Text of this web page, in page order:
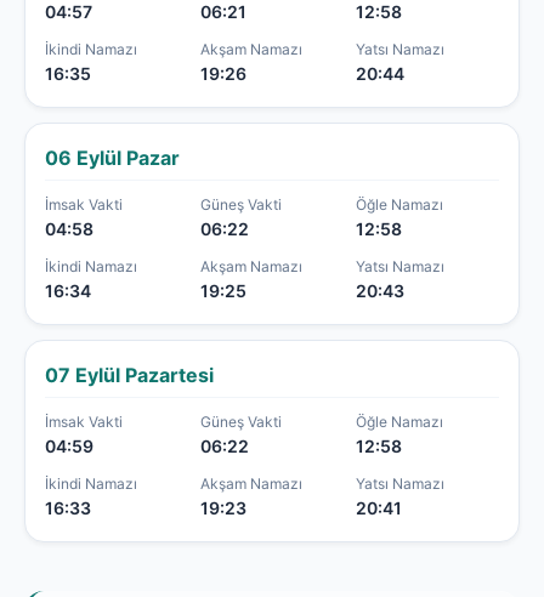
04:57 06:21 12:58
İkindi Namazı
16:35
Akşam Namazı
19:26
Yatsı Namazı
20:44
06 Eylül Pazar
İmsak Vakti
04:58
Güneş Vakti
06:22
Öğle Namazı
12:58
İkindi Namazı
16:34
Akşam Namazı
19:25
Yatsı Namazı
20:43
07 Eylül Pazartesi
İmsak Vakti
04:59
Güneş Vakti
06:22
Öğle Namazı
12:58
İkindi Namazı
16:33
Akşam Namazı
19:23
Yatsı Namazı
20:41